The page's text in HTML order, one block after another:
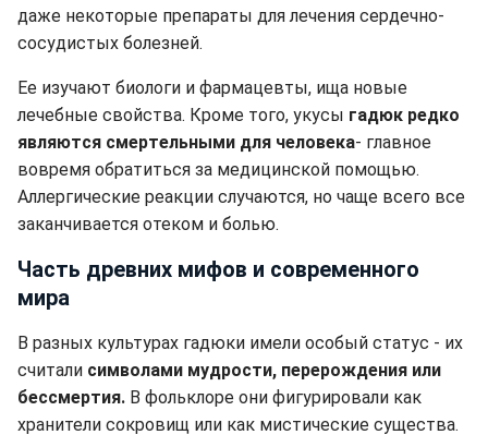
даже некоторые препараты для лечения сердечно-
сосудистых болезней.
Ее изучают биологи и фармацевты, ища новые
лечебные свойства. Кроме того, укусы гадюк редко
являются смертельными для человека- главное
вовремя обратиться за медицинской помощью.
Аллергические реакции случаются, но чаще всего все
заканчивается отеком и болью.
Часть древних мифов и современного
мира
В разных культурах гадюки имели особый статус - их
считали символами мудрости, перерождения или
бессмертия. В фольклоре они фигурировали как
хранители сокровищ или как мистические существа.